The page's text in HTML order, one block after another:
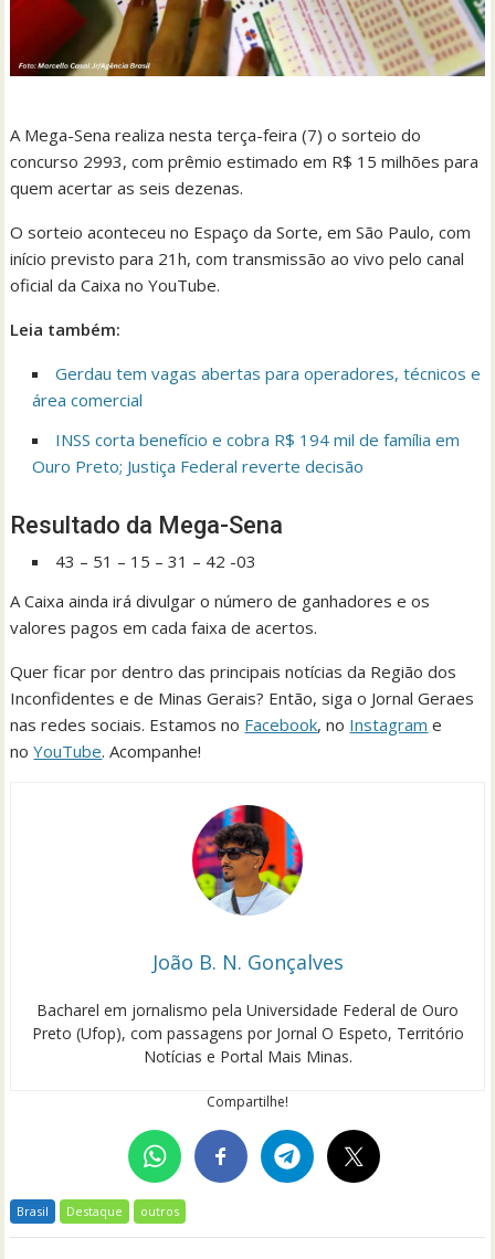
A Mega-Sena realiza nesta terça-feira (7) o sorteio do
concurso 2993, com prêmio estimado em R$ 15 milhões para
quem acertar as seis dezenas.
O sorteio aconteceu no Espaço da Sorte, em São Paulo, com
início previsto para 21h, com transmissão ao vivo pelo canal
oficial da Caixa no YouTube.
Leia também:
Gerdau tem vagas abertas para operadores, técnicos e
área comercial
INSS corta benefício e cobra R$ 194 mil de família em
Ouro Preto; Justiça Federal reverte decisão
Resultado da Mega-Sena
43 – 51 – 15 – 31 – 42 -03
A Caixa ainda irá divulgar o número de ganhadores e os
valores pagos em cada faixa de acertos.
Quer ficar por dentro das principais notícias da Região dos
Inconfidentes e de Minas Gerais? Então, siga o Jornal Geraes
nas redes sociais. Estamos no Facebook, no Instagram e
noYouTube. Acompanhe!
João B. N. Gonçalves
Bacharel em jornalismo pela Universidade Federal de Ouro
Preto (Ufop), com passagens por Jornal O Espeto, Território
Notícias e Portal Mais Minas.
Compartilhe!
Brasil Destaque outros